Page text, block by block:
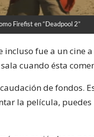
Firefist en “Deadpool 2”
incluso fue a un cine
cuando ésta
de fondos.
la película, puedes